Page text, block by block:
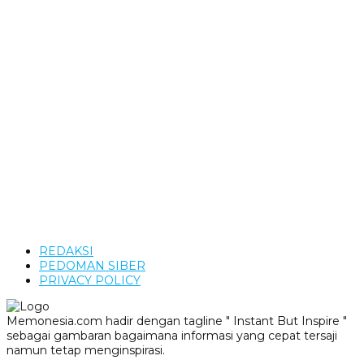
REDAKSI
PEDOMAN SIBER
PRIVACY POLICY
Memonesia.com hadir dengan tagline " Instant But Inspire "
sebagai gambaran bagaimana informasi yang cepat tersaji
namun tetap menginspirasi.